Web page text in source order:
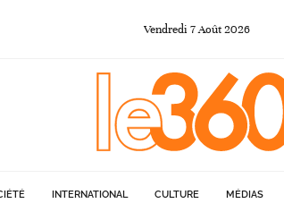
Vendredi 7Août 2026
INTERNATIONAL CULTURE MÉDIAS